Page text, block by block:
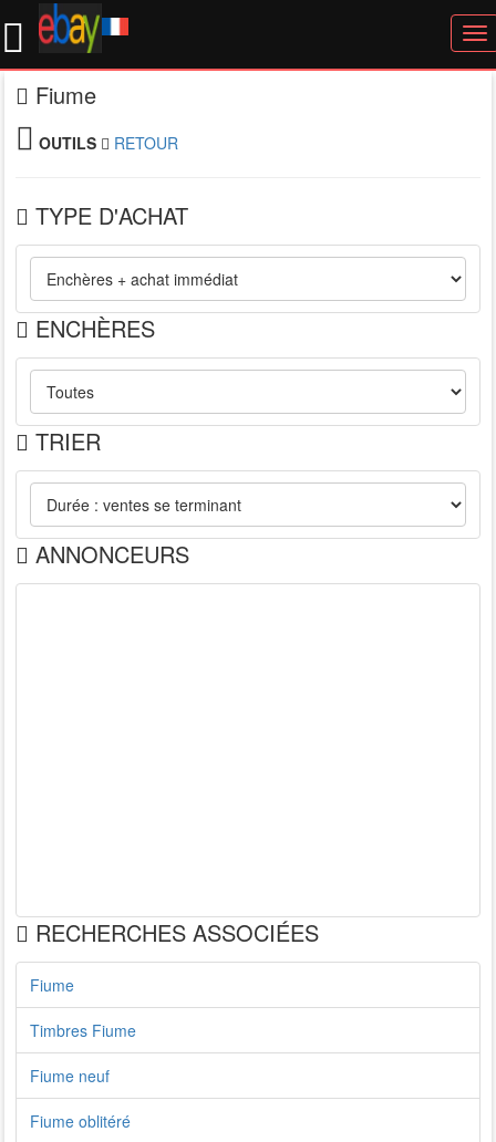
Fiume
OUTILS RETOUR
TYPE D'ACHAT
ENCHÈRES
TRIER
ANNONCEURS
RECHERCHES ASSOCIÉES
Fiume
Timbres Fiume
Fiume neuf
Fiume oblitéré